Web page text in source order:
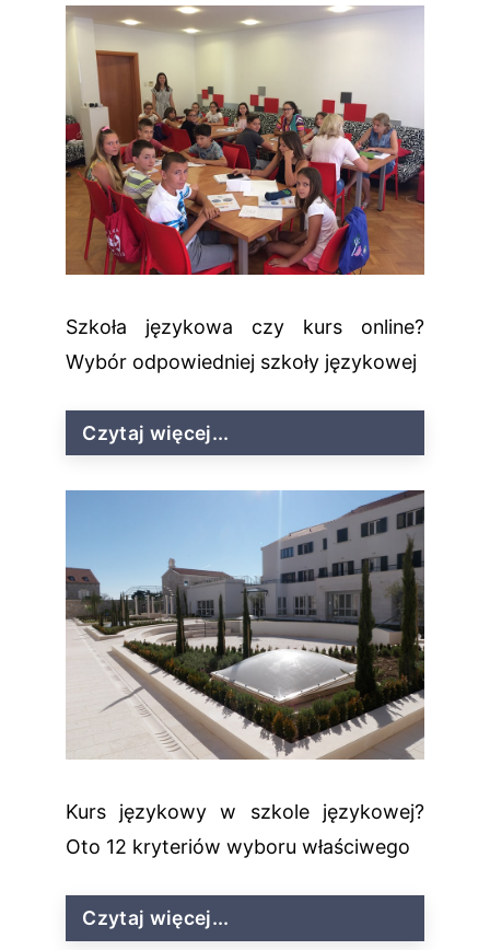
Szkoła językowa czy kurs online?
Wybór odpowiedniej szkoły językowej
Czytaj więcej...
Kurs językowy w szkole językowej?
Oto 12 kryteriów wyboru właściwego
Czytaj więcej...